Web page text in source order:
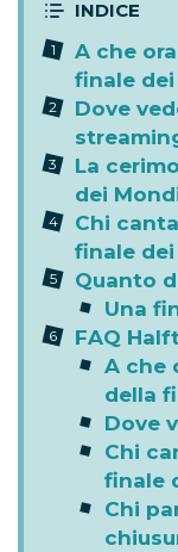
A che
finale dei
Dove
La
dei
Chi
finale dei
Quanto
Una
FAQ
A che
della
Dove
Chi
finale
Chi